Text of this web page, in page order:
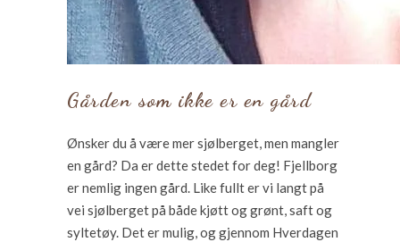
Gården som ikke er en gård
Ønsker du å være mer sjølberget, men mangler
en gård? Da er dette stedet for deg! Fjellborg
er nemlig ingen gård. Like fullt er vi langt på
vei sjølberget på både kjøtt og grønt, saft og
syltetøy. Det er mulig, og gjennom Hverdagen